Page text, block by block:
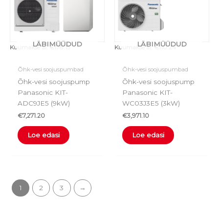
LÄBIMÜÜDUD
Kuumakse al. €178.13
Õhk-vesi soojuspumbad
Õhk-vesi soojuspump
Panasonic KIT-
ADC9JE5 (9kW)
€7,271.20
Loe edasi
LÄBIMÜÜDUD
Kuumakse al. €110.24
Õhk-vesi soojuspumbad
Õhk-vesi soojuspump
Panasonic KIT-
WC03J3E5 (3kW)
€3,971.10
Loe edasi
1 2 3 →